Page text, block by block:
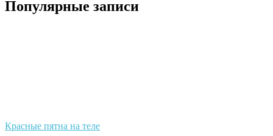
Популярные записи
Красные пятна на теле